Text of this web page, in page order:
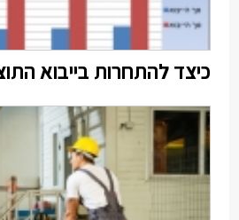
כיצד להתחרות בייבוא